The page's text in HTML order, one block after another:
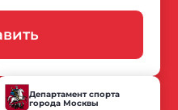
Департамент спорта
города Москвы